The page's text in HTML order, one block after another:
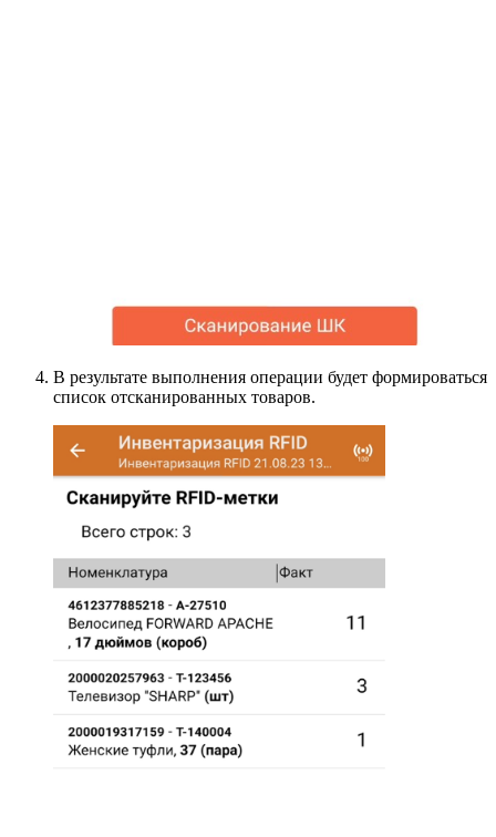
В результате выполнения операции будет формироваться
список отсканированных товаров.